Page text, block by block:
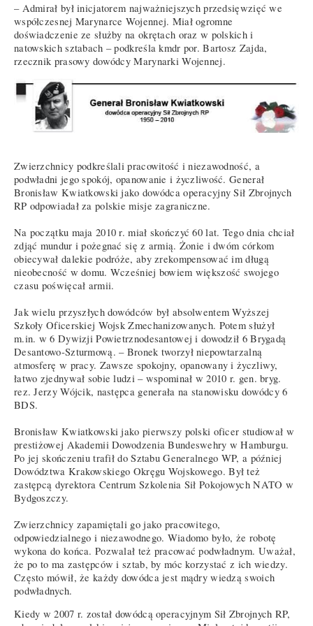
– Admirał był inicjatorem najważniejszych przedsięwzięć we
współczesnej Marynarce Wojennej. Miał ogromne
doświadczenie ze służby na okrętach oraz w polskich i
natowskich sztabach – podkreśla kmdr por. Bartosz Zajda,
rzecznik prasowy dowódcy Marynarki Wojennej.
Zwierzchnicy podkreślali pracowitość i niezawodność, a
podwładni jego spokój, opanowanie i życzliwość. Generał
Bronisław Kwiatkowski jako dowódca operacyjny Sił Zbrojnych
RP odpowiadał za polskie misje zagraniczne.
Na początku maja 2010 r. miał skończyć 60 lat. Tego dnia chciał
zdjąć mundur i pożegnać się z armią. Żonie i dwóm córkom
obiecywał dalekie podróże, aby zrekompensować im długą
nieobecność w domu. Wcześniej bowiem większość swojego
czasu poświęcał armii.
Jak wielu przyszłych dowódców był absolwentem Wyższej
Szkoły Oficerskiej Wojsk Zmechanizowanych. Potem służył
m.in. w 6 Dywizji Powietrznodesantowej i dowodził 6 Brygadą
Desantowo-Szturmową. – Bronek tworzył niepowtarzalną
atmosferę w pracy. Zawsze spokojny, opanowany i życzliwy,
łatwo zjednywał sobie ludzi – wspominał w 2010 r. gen. bryg.
rez. Jerzy Wójcik, następca generała na stanowisku dowódcy 6
BDS.
Bronisław Kwiatkowski jako pierwszy polski oficer studiował w
prestiżowej Akademii Dowodzenia Bundeswehry w Hamburgu.
Po jej skończeniu trafił do Sztabu Generalnego WP, a później
Dowództwa Krakowskiego Okręgu Wojskowego. Był też
zastępcą dyrektora Centrum Szkolenia Sił Pokojowych NATO w
Bydgoszczy.
Zwierzchnicy zapamiętali go jako pracowitego,
odpowiedzialnego i niezawodnego. Wiadomo było, że robotę
wykona do końca. Pozwalał też pracować podwładnym. Uważał,
że po to ma zastępców i sztab, by móc korzystać z ich wiedzy.
Często mówił, że każdy dowódca jest mądry wiedzą swoich
podwładnych.
Kiedy w 2007 r. został dowódcą operacyjnym Sił Zbrojnych RP,